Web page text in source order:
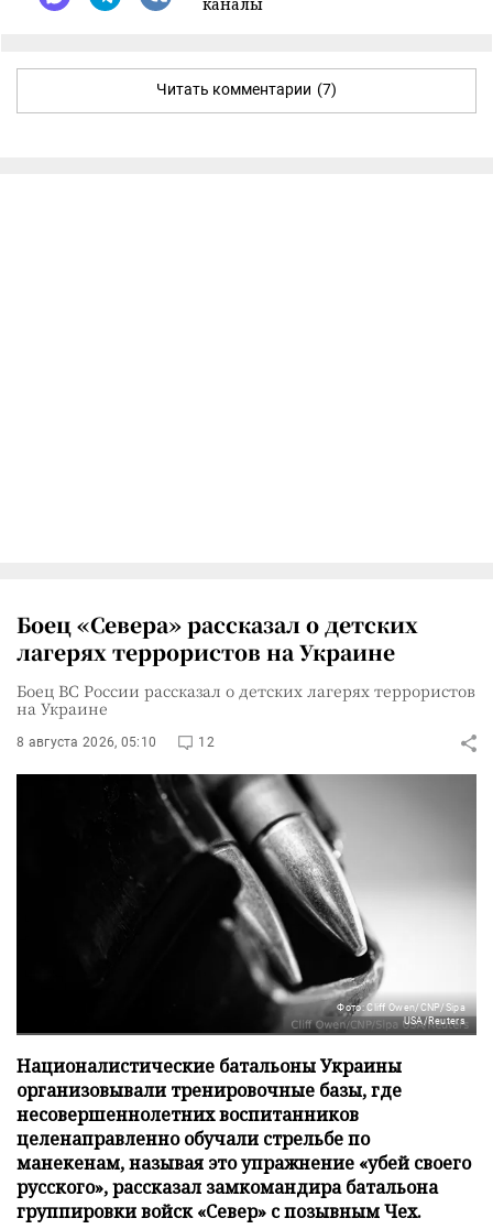
Читать комментарии (7)
Боец «Севера» рассказал о детских
лагерях террористов на Украине
Боец ВС России рассказал о детских лагерях террористов
на Украине
8 августа 2026, 05:10 12
Фото: Cliff Owen/CNP/Sipa
USA/Reuters
Националистические батальоны Украины
организовывали тренировочные базы, где
несовершеннолетних воспитанников
целенаправленно обучали стрельбе по
манекенам, называя это упражнение «убей своего
русского», рассказал замкомандира батальона
группировки войск «Север» с позывным Чех.